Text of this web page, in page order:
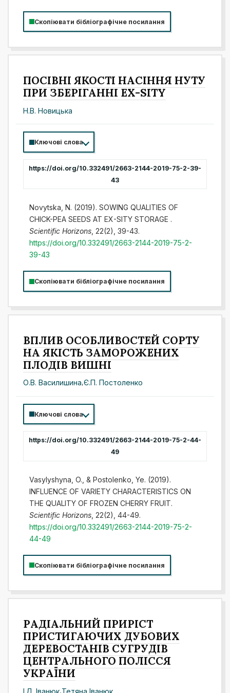
Скопіювати бібліографічне посилання
ПОСІВНІ ЯКОСТІ НАСІННЯ НУТУ
ПРИ ЗБЕРІГАННІ EX-SITY
Н.В. Новицька
Ключові слова
https://doi.org/10.332491/2663-2144-2019-75-2-39-
43
Novytska, N. (2019). SOWING QUALITIES OF
CHICK-PEA SEEDS AT EX-SITY STORAGE .
Scientific Horizons, 22(2), 39-43.
https://doi.org/10.332491/2663-2144-2019-75-2-
39-43
Скопіювати бібліографічне посилання
ВПЛИВ ОСОБЛИВОСТЕЙ СОРТУ
НА ЯКІСТЬ ЗАМОРОЖЕНИХ
ПЛОДІВ ВИШНІ
О.В. Василишина,Є.П. Постоленко
Ключові слова
https://doi.org/10.332491/2663-2144-2019-75-2-44-
49
Vasylyshyna, O., & Postolenko, Ye. (2019).
INFLUENCE OF VARIETY CHARACTERISTICS ON
THE QUALITY OF FROZEN CHERRY FRUIT.
Scientific Horizons, 22(2), 44-49.
https://doi.org/10.332491/2663-2144-2019-75-2-
44-49
Скопіювати бібліографічне посилання
РАДІАЛЬНИЙ ПРИРІСТ
ПРИСТИГАЮЧИХ ДУБОВИХ
ДЕРЕВОСТАНІВ СУГРУДІВ
ЦЕНТРАЛЬНОГО ПОЛІССЯ
УКРАЇНИ
І.Д. Іванюк,Тетяна Іванюк